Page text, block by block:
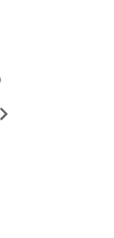
Econômica